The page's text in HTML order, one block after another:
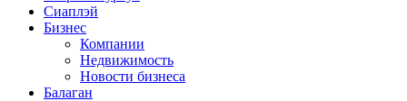
Сиаплэй
Бизнес
Компании
Недвижимость
Новости бизнеса
Балаган